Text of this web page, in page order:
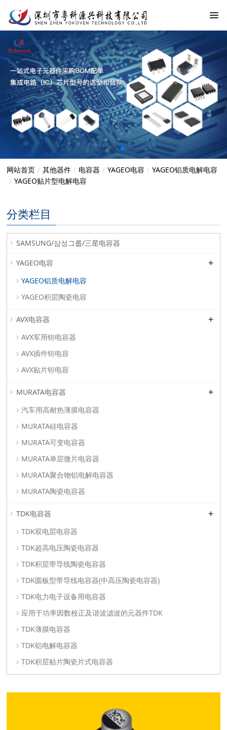
网站首页 其他器件 电容器 YAGEO电容
YAGEO铝质电解电容
YAGEO贴片型电解电容
分类栏目
SAMSUNG/삼성그룹/三星电容器
YAGEO电容 +
YAGEO铝质电解电容
YAGEO积层陶瓷电容
AVX电容器 +
AVX军用钽电容器
AVX插件钽电容
AVX贴片钽电容
MURATA电容器 +
汽车用高耐热薄膜电容器
MURATA硅电容器
MURATA可变电容器
MURATA单层微片电容器
MURATA聚合物铝电解电容器
MURATA陶瓷电容器
TDK电容器 +
TDK双电层电容器
TDK超高电压陶瓷电容器
TDK积层带导线陶瓷电容器
TDK圆板型带导线电容器(中高压陶瓷电容器)
TDK电力电子设备用电容器
应用于功率因数校正及谐波滤波的元器件TDK
TDK薄膜电容器
TDK铝电解电容器
TDK积层贴片陶瓷片式电容器